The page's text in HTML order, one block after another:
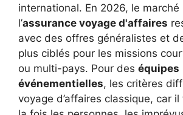
international. En 2026, le marché
l’assurance voyage d'affaires
avec des offres généralistes et
plus ciblés pour les missions
ou multi-pays. Pour des équipes
événementielles, les critères
voyage d’affaires classique, car